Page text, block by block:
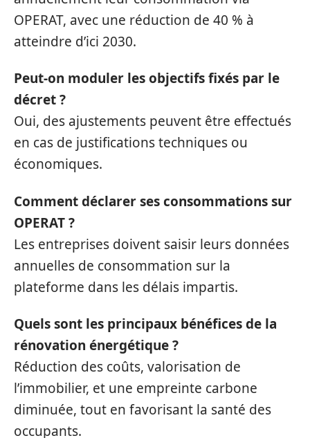
OPERAT, avec une réduction de 40 % à
atteindre d’ici 2030.
Peut-on moduler les objectifs fixés par le
décret ?
Oui, des ajustements peuvent être effectués
en cas de justifications techniques ou
économiques.
Comment déclarer ses consommations sur
OPERAT ?
Les entreprises doivent saisir leurs données
annuelles de consommation sur la
plateforme dans les délais impartis.
Quels sont les principaux bénéfices de la
rénovation énergétique ?
Réduction des coûts, valorisation de
l’immobilier, et une empreinte carbone
diminuée, tout en favorisant la santé des
occupants.